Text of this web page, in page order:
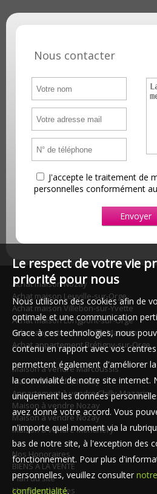
Nous contacter
J'accepte le traitement de
personnelles conformément
Achat maison Nozay
Achat maison Leuville-sur-Orge
Achat maison Villebon-sur-Yvette
Achat maison Longpont-sur-Orge
Achat appartement Chilly-Mazarin
Achat appartement Brétigny-sur-Orge
Maison à vendre Marcoussis
Maison à vendre Nozay
Appartement à vendre Chilly-Mazarin
Maison à vendre Nozay
Maison à vendre Nozay
Maison à vendre Montlhéry
Nos Honoraires
BIENS A LA VENTE
Plan du site
Mentions légales
Le respect de votre vie
priorité pour nous
Nous utilisons des cookies afin de
optimale et une communication
Grace à ces technologies, nous
contenu en rapport avec vos
permettent également d'améliorer
la convivialité de notre site internet.
uniquement les données
avez donné votre accord. Vous
n'importe quel moment via la
bas de notre site, à l'exception des
fonctionnement. Pour plus
personnelles, veuillez consulter
confidentialité.